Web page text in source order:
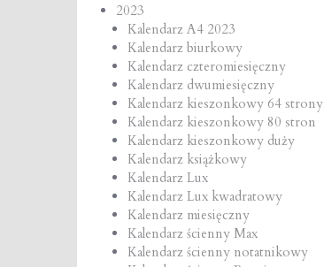
2023
Kalendarz A4 2023
Kalendarz biurkowy
Kalendarz czteromiesięczny
Kalendarz dwumiesięczny
Kalendarz kieszonkowy 64 strony
Kalendarz kieszonkowy 80 stron
Kalendarz kieszonkowy duży
Kalendarz książkowy
Kalendarz Lux
Kalendarz Lux kwadratowy
Kalendarz miesięczny
Kalendarz ścienny Max
Kalendarz ścienny notatnikowy